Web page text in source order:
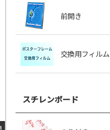
前開き
交換用フィルム
スチレンボード